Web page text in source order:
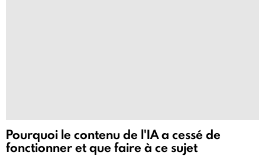
Pourquoi le contenu de l'IA a cessé de
fonctionner et que faire à ce sujet